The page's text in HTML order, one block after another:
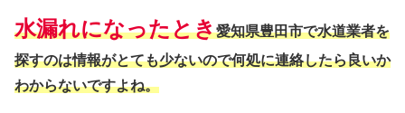
水漏れになったとき愛知県豊田市で水道業者を
探すのは情報がとても少ないので何処に連絡したら良いか
わからないですよね。